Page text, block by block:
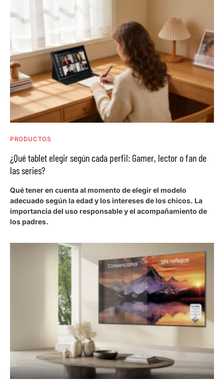
PRODUCTOS
¿Qué tablet elegir según cada perfil: Gamer, lector o fan de
las series?
Qué tener en cuenta al momento de elegir el modelo
adecuado según la edad y los intereses de los chicos. La
importancia del uso responsable y el acompañamiento de
los padres.